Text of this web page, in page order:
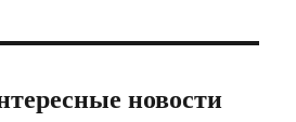
новости